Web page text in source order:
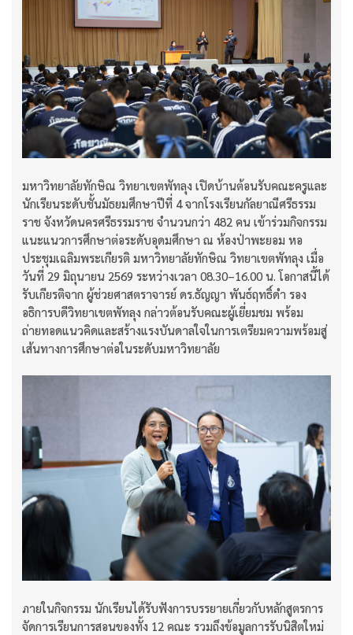
มหาวิทยาลัยทักษิณ วิทยาเขตพัทลุง เปิดบ้านต้อนรับคณะครูและ
นักเรียนระดับชั้นมัธยมศึกษาปีที่ 4 จากโรงเรียนกัลยาณีศรีธรรม
ราช จังหวัดนครศรีธรรมราช จำนวนกว่า 482 คน เข้าร่วมกิจกรรม
แนะแนวการศึกษาต่อระดับอุดมศึกษา ณ ห้องป่าพะยอม หอ
ประชุมเฉลิมพระเกียรติ มหาวิทยาลัยทักษิณ วิทยาเขตพัทลุง เมื่อ
วันที่ 29 มิถุนายน 2569 ระหว่างเวลา 08.30–16.00 น. โอกาสนี้ได้
รับเกียรติจาก ผู้ช่วยศาสตราจารย์ ดร.ธัญญา พันธ์ฤทธิ์ดำ รอง
อธิการบดีวิทยาเขตพัทลุง กล่าวต้อนรับคณะผู้เยี่ยมชม พร้อม
ถ่ายทอดแนวคิดและสร้างแรงบันดาลใจในการเตรียมความพร้อมสู่
เส้นทางการศึกษาต่อในระดับมหาวิทยาลัย
ภายในกิจกรรม นักเรียนได้รับฟังการบรรยายเกี่ยวกับหลักสูตรการ
จัดการเรียนการสอนของทั้ง 12 คณะ รวมถึงข้อมูลการรับนิสิตใหม่